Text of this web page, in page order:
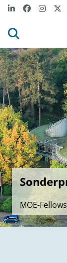
MOE-